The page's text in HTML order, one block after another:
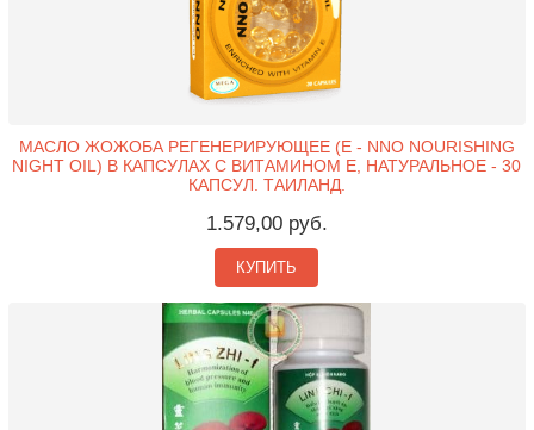
МАСЛО ЖОЖОБА РЕГЕНЕРИРУЮЩЕЕ (Е - NNO NOURISHING
NIGHT OIL) В КАПСУЛАХ С ВИТАМИНОМ Е, НАТУРАЛЬНОЕ - 30
КАПСУЛ. ТАИЛАНД.
1.579,00 руб.
КУПИТЬ